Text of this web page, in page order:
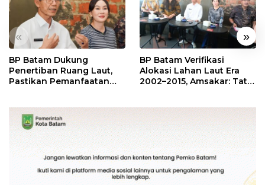
« »
BP Batam Dukung
Penertiban Ruang Laut,
Pastikan Pemanfaatan
BP Batam Verifikasi
Alokasi Lahan Laut Era
2002–2015, Amsakar: Tata